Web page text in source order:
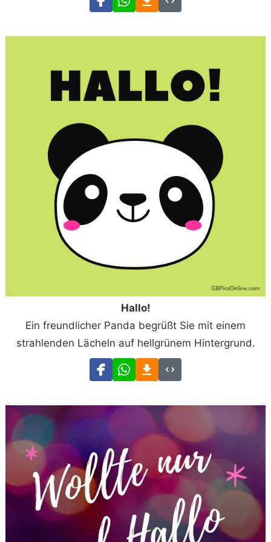
Hallo!
Ein freundlicher Panda begrüßt Sie mit einem
strahlenden Lächeln auf hellgrünem Hintergrund.